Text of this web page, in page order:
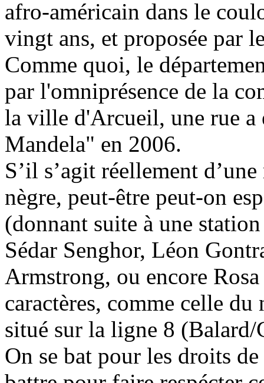
afro-américain dans le
vingt ans, et proposée par
Comme quoi, le
par l'omniprésence de la
la ville d'Arcueil, une rue a
Mandela" en 2006.
S’il s’agit réellement
nègre, peut-être peut-on
(donnant suite à une
Sédar Senghor, Léon
Armstrong, ou encore
caractères, comme celle
situé sur la ligne 8
On se bat pour les droits